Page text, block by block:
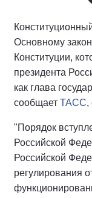
Основному
Конституции,
президента
как глава
сообщает ТАСС,
"Порядок
Российской
Российской
регулирования